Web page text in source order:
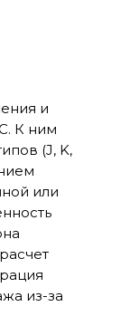
и
К ним
(J, K,
или
из-за